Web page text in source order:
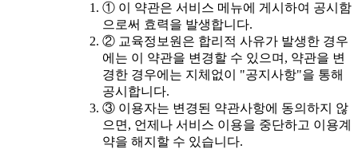
① 이 약관은 서비스 메뉴에 게시하여 공시함
으로써 효력을 발생합니다.
② 교육정보원은 합리적 사유가 발생한 경우
에는 이 약관을 변경할 수 있으며, 약관을 변
경한 경우에는 지체없이 "공지사항"을 통해
공시합니다.
③ 이용자는 변경된 약관사항에 동의하지 않
으면, 언제나 서비스 이용을 중단하고 이용계
약을 해지할 수 있습니다.